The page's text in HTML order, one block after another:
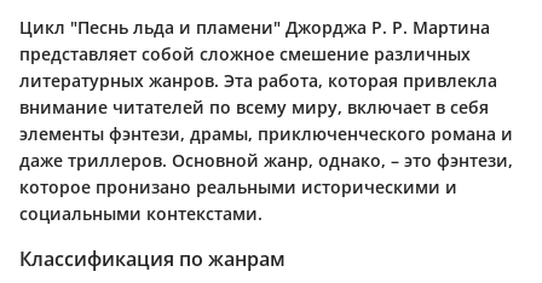
Цикл "Песнь льда и пламени" Джорджа Р. Р. Мартина
представляет собой сложное смешение различных
литературных жанров. Эта работа, которая привлекла
внимание читателей по всему миру, включает в себя
элементы фэнтези, драмы, приключенческого романа и
даже триллеров. Основной жанр, однако, – это фэнтези,
которое пронизано реальными историческими и
социальными контекстами.
Классификация по жанрам